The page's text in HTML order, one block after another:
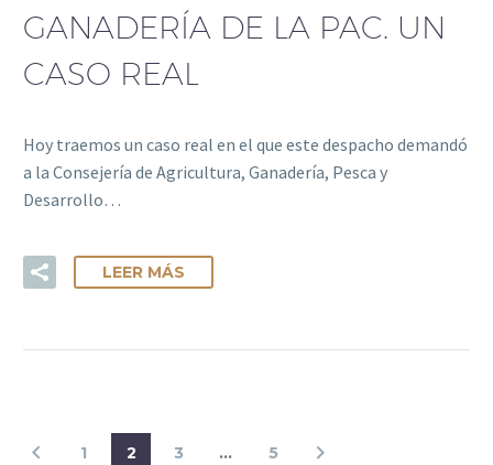
GANADERÍA DE LA PAC. UN
CASO REAL
Hoy traemos un caso real en el que este despacho demandó
a la Consejería de Agricultura, Ganadería, Pesca y
Desarrollo…
LEER MÁS
1 2 3 … 5